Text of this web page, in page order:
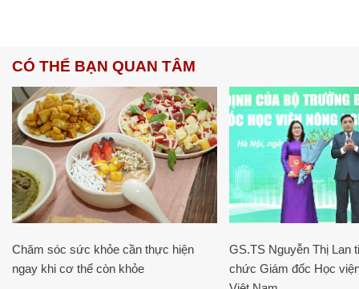
CÓ THỂ BẠN QUAN TÂM
Chăm sóc sức khỏe cần thực hiện
ngay khi cơ thể còn khỏe
GS.TS Nguyễn Thị Lan
chức Giám đốc Học